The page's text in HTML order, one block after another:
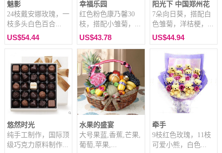
魅影
24枝戴安娜玫瑰，一
枝多头白色百合...
US$54.44
幸福乐园
红色粉色康乃馨30
枝，搭配小雏菊，...
US$43.78
阳光下 中国郑州花
7朵向日葵，搭配白
色雏菊，洋桔梗，...
US$44.94
悠然时光
纯手工制作，国际顶
级巧克力原料制作...
水果的盛宴
大号果蓝,香蕉,芒果,
葡萄,苹果,...
牵手
9枝红色玫瑰，11枝
可爱小熊，白色...